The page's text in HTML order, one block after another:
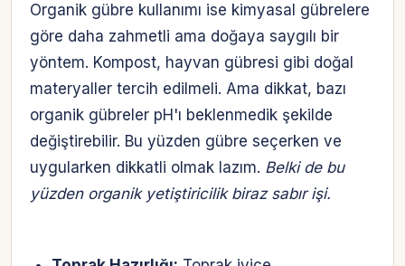
Organik gübre kullanımı ise kimyasal gübrelere
göre daha zahmetli ama doğaya saygılı bir
yöntem. Kompost, hayvan gübresi gibi doğal
materyaller tercih edilmeli. Ama dikkat, bazı
organik gübreler pH'ı beklenmedik şekilde
değiştirebilir. Bu yüzden gübre seçerken ve
uygularken dikkatli olmak lazım. Belki de bu
yüzden organik yetiştiricilik biraz sabır işi.